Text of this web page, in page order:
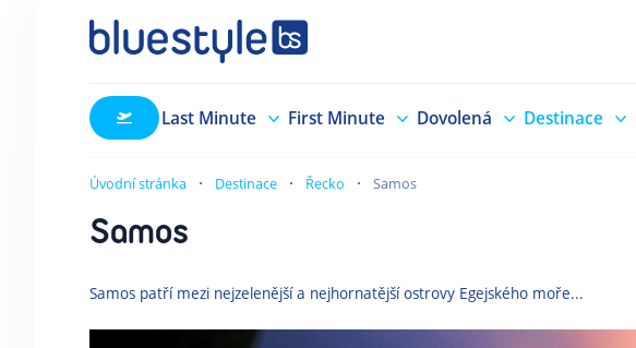
Last Minute First Minute Dovolená Destinace
Úvodní stránka Destinace Řecko Samos
Samos
Samos patří mezi nejzelenější a nejhornatější ostrovy Egejského moře...